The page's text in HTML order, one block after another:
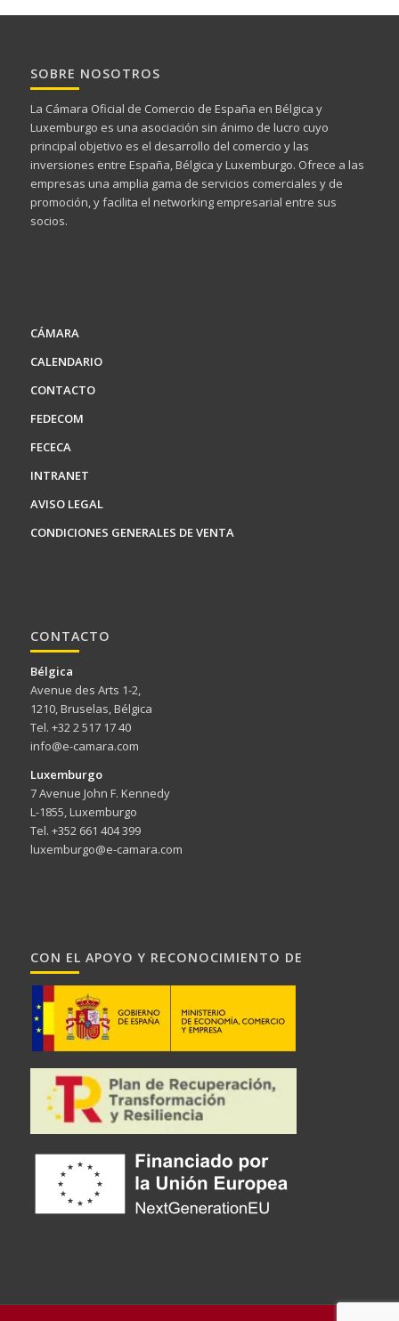
SOBRE NOSOTROS
La Cámara Oficial de Comercio de España en Bélgica y
Luxemburgo es una asociación sin ánimo de lucro cuyo
principal objetivo es el desarrollo del comercio y las
inversiones entre España, Bélgica y Luxemburgo. Ofrece a las
empresas una amplia gama de servicios comerciales y de
promoción, y facilita el networking empresarial entre sus
socios.
CÁMARA
CALENDARIO
CONTACTO
FEDECOM
FECECA
INTRANET
AVISO LEGAL
CONDICIONES GENERALES DE VENTA
CONTACTO
Bélgica
Avenue des Arts 1-2,
1210, Bruselas, Bélgica
Tel. +32 2 517 17 40
info@e-camara.com
Luxemburgo
7 Avenue John F. Kennedy
L-1855, Luxemburgo
Tel. +352 661 404 399
luxemburgo@e-camara.com
CON EL APOYO Y RECONOCIMIENTO DE